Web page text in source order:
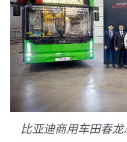
比亚迪商用车田春